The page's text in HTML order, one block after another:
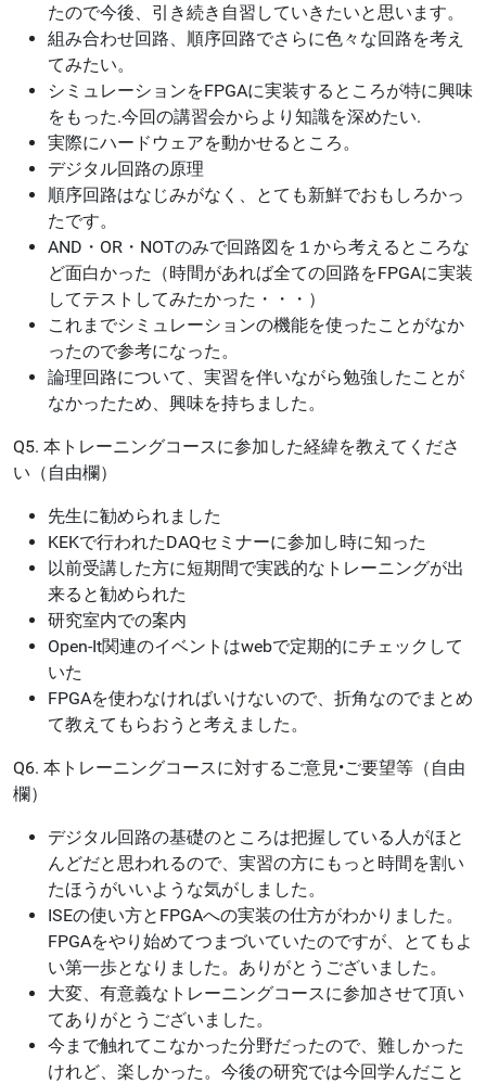
たので今後、引き続き自習していきたいと思います。
組み合わせ回路、順序回路でさらに色々な回路を考え
てみたい。
シミュレーションをFPGAに実装するところが特に興味
をもった.今回の講習会からより知識を深めたい.
実際にハードウェアを動かせるところ。
デジタル回路の原理
順序回路はなじみがなく、とても新鮮でおもしろかっ
たです。
AND・OR・NOTのみで回路図を１から考えるところな
ど面白かった（時間があれば全ての回路をFPGAに実装
してテストしてみたかった・・・）
これまでシミュレーションの機能を使ったことがなか
ったので参考になった。
論理回路について、実習を伴いながら勉強したことが
なかったため、興味を持ちました。
Q5. 本トレーニングコースに参加した経緯を教えてくださ
い（自由欄）
先生に勧められました
KEKで行われたDAQセミナーに参加し時に知った
以前受講した方に短期間で実践的なトレーニングが出
来ると勧められた
研究室内での案内
Open-It関連のイベントはwebで定期的にチェックして
いた
FPGAを使わなければいけないので、折角なのでまとめ
て教えてもらおうと考えました。
Q6. 本トレーニングコースに対するご意見•ご要望等（自由
欄）
デジタル回路の基礎のところは把握している人がほと
んどだと思われるので、実習の方にもっと時間を割い
たほうがいいような気がしました。
ISEの使い方とFPGAへの実装の仕方がわかりました。
FPGAをやり始めてつまづいていたのですが、とてもよ
い第一歩となりました。ありがとうございました。
大変、有意義なトレーニングコースに参加させて頂い
てありがとうございました。
今まで触れてこなかった分野だったので、難しかった
けれど、楽しかった。今後の研究では今回学んだこと